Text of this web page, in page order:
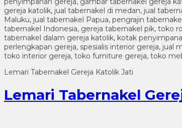
Lemari Tabernakel Gereja Katolik Jati
Lemari Tabernakel